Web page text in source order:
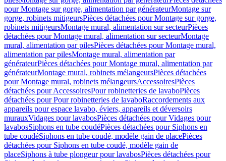
pour Montage sur gorge, alimentation par générateurMontage sur
gorge, robinets mitigeursPièces détachées pour Montage sur gorge,
robinets mitigeursMontage mural, alimentation sur secteurPièces
détachées pour Montage mural, alimentation sur secteurMontage
mural, alimentation par pilesPièces détachées pour Montage mural,
alimentation par pilesMontage mural, alimentation par
générateurPièces détachées pour Montage mural, alimentation par
générateurMontage mural, robinets mélangeursPièces détachées
pour Montage mural, robinets mélangeursAccessoiresPièces
détachées pour AccessoiresPour robinetteries de lavaboPièces
détachées pour Pour robinetteries de lavaboRaccordements aux
appareils pour espace lavabo, éviers, appareils et déversoirs
murauxVidages pour lavabosPièces détachées pour Vidages pour
lavabosSiphons en tube coudéPièces détachées pour Siphons en
tube coudéSiphons en tube coudé, modèle gain de placePièces
détachées pour Siphons en tube coudé, modèle gain de
placeSiphons à tube plongeur pour lavabosPièces détachées pour